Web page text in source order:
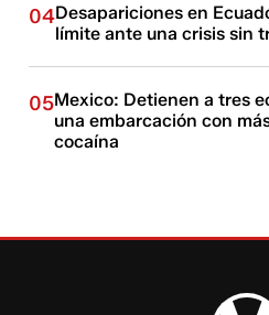
04Desapariciones en
límite ante una crisis sin
05Mexico: Detienen a tres
una embarcación con
cocaína